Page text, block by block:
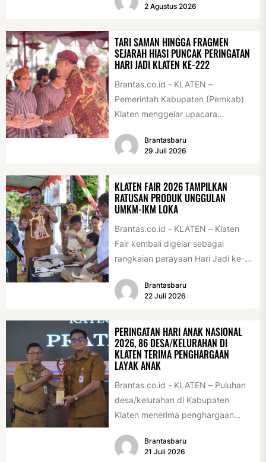
tersebut digelar...
2 Agustus 2026
TARI SAMAN HINGGA FRAGMEN
SEJARAH HIASI PUNCAK PERINGATAN
HARI JADI KLATEN KE-222
Brantas.co.id - KLATEN –
Pemerintah Kabupaten (Pemkab)
Klaten menggelar upacara
di Alun-alun Klaten, Selasa
Brantasbaru
29 Juli 2026
KLATEN FAIR 2026 TAMPILKAN
RATUSAN PRODUK UNGGULAN
UMKM-IKM LOKA
Brantas.co.id - KLATEN – Klaten
Fair kembali digelar sebagai
rangkaian perayaan Hari Jadi ke-
Acara ini digelar...
Brantasbaru
22 Juli 2026
PERINGATAN HARI ANAK NASIONAL
2026, 86 DESA/KELURAHAN DI
KLATEN TERIMA PENGHARGAAN
LAYAK ANAK
Brantas.co.id - KLATEN – Puluhan
desa/kelurahan di Kabupaten
Klaten menerima penghargaan
2026. Penghargaan tersebut
Brantasbaru
21 Juli 2026